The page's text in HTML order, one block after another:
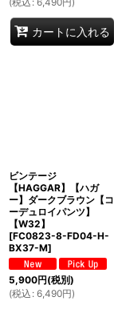
カートに入れる
ビンテージ
【HAGGAR】【ハガ
ー】ダークブラウン【コ
ーデュロイパンツ】
【W32】
[FC0823-8-FD04-H-
BX37-M]
5,900円(税別)
(税込 : 6,490円)